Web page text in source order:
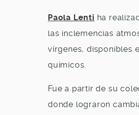
Paola Lenti ha
las inclemencias
vírgenes, disponibles
químicos.
Fue a partir de su
donde lograron